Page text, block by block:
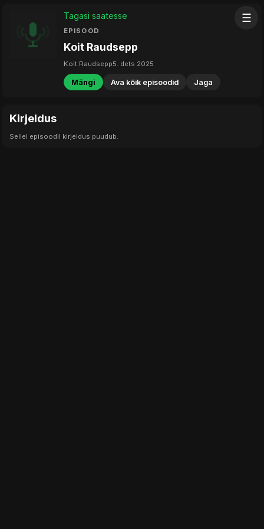
☰
Tagasi saatesse
EPISOOD
Koit Raudsepp
Koit Raudsepp5. dets 2025
Mängi Ava kõik episoodid Jaga
Kirjeldus
Sellel episoodil kirjeldus puudub.